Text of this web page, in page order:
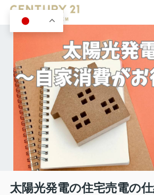
太陽光発電の住宅売電の